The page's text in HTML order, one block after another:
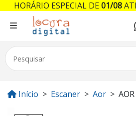
Início Escaner Aor
HORÁRIO ESPECIAL DE01/08